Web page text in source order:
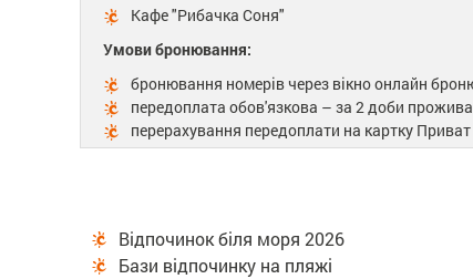
Кафе "Рибачка Соня"
Умови бронювання:
бронювання номерів через вікно онлайн
передоплата обов'язкова – за 2 доби
перерахування передоплати на картку
Відпочинок біля моря 2026
Бази відпочинку на пляжі